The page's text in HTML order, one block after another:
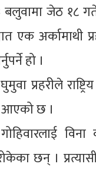
जेठ १८
एक अर्कामाथी
हो ।
प्रहरीले
आएको छ ।
छन् ।